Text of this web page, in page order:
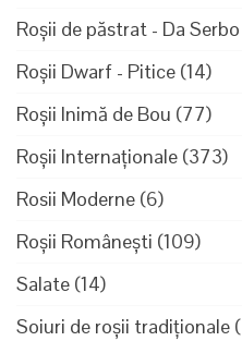
Roșii de păstrat - Da Serbo
Roșii Dwarf - Pitice (14)
Roșii Inimă de Bou (77)
Roșii Internaționale (373)
Rosii Moderne (6)
Roșii Românești (109)
Salate (14)
Soiuri de roșii tradiționale